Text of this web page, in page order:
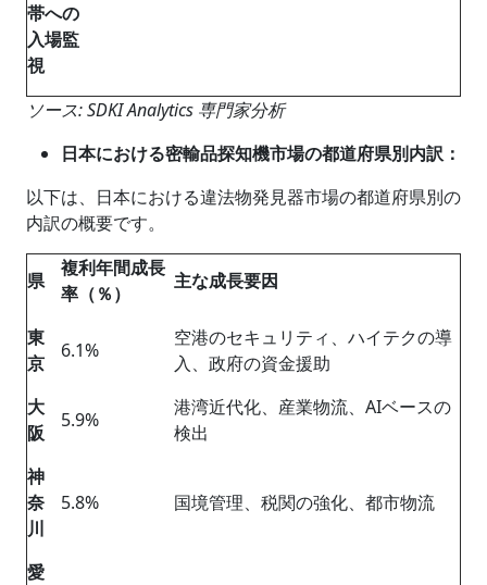
帯への
入場監
視
ソース: SDKI Analytics 専門家分析
日本における密輸品探知機市場の都道府県別内訳：
以下は、日本における違法物発見器市場の都道府県別の
内訳の概要です。
県
複利年間成長
率（％）
主な成長要因
東
京
6.1%
空港のセキュリティ、ハイテクの導
入、政府の資金援助
大
阪
5.9%
港湾近代化、産業物流、AIベースの
検出
神
奈
川
5.8% 国境管理、税関の強化、都市物流
愛